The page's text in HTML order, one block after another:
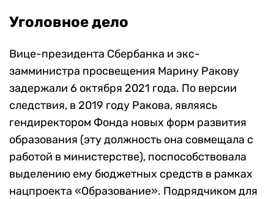
Уголовное дело
Вице-президента Сбербанка и экс-
замминистра просвещения Марину Ракову
задержали 6 октября 2021 года. По версии
следствия, в 2019 году Ракова, являясь
гендиректором Фонда новых форм развития
образования (эту должность она совмещала с
работой в министерстве), поспособствовала
выделению ему бюджетных средств в рамках
нацпроекта «Образование». Подрядчиком для